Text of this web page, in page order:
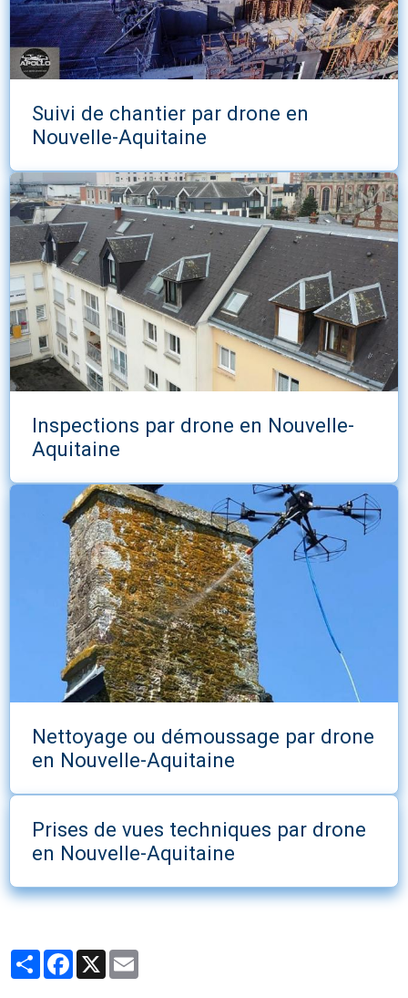
Suivi de chantier par drone en
Nouvelle-Aquitaine
Inspections par drone en Nouvelle-
Aquitaine
Nettoyage ou démoussage par drone
en Nouvelle-Aquitaine
Prises de vues techniques par drone
en Nouvelle-Aquitaine
PartagerFacebook
X